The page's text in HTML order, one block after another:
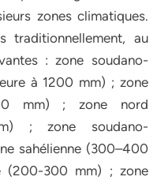
zones climatiques.
traditionnellement, au
: zone soudano-
à 1200 mm) ; zone
mm) ; zone nord
; zone soudano-
sahélienne (300–400
(200-300 mm) ; zone